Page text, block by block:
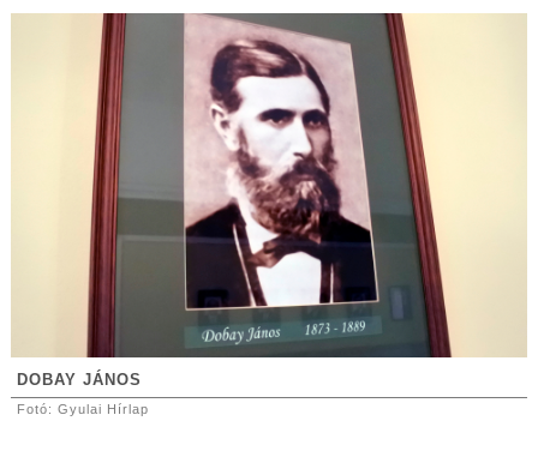
DOBAY JÁNOS
Fotó: Gyulai Hírlap